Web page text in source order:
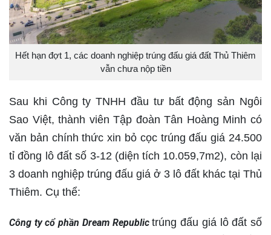
Hết hạn đợt 1, các doanh nghiệp trúng đấu giá đất Thủ Thiêm
vẫn chưa nộp tiền
Sau khi Công ty TNHH đầu tư bất động sản Ngôi
Sao Việt, thành viên Tập đoàn Tân Hoàng Minh có
văn bản chính thức xin bỏ cọc trúng đấu giá 24.500
tỉ đồng lô đất số 3-12 (diện tích 10.059,7m2), còn lại
3 doanh nghiệp trúng đấu giá ở 3 lô đất khác tại Thủ
Thiêm. Cụ thể:
Công ty cổ phần Dream Republic trúng đấu giá lô đất số